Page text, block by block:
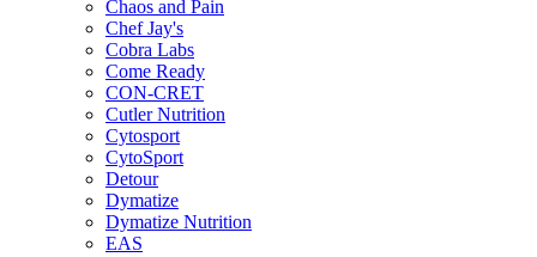
Chaos and Pain
Chef Jay's
Cobra Labs
Come Ready
CON-CRET
Cutler Nutrition
Cytosport
CytoSport
Detour
Dymatize
Dymatize Nutrition
EAS